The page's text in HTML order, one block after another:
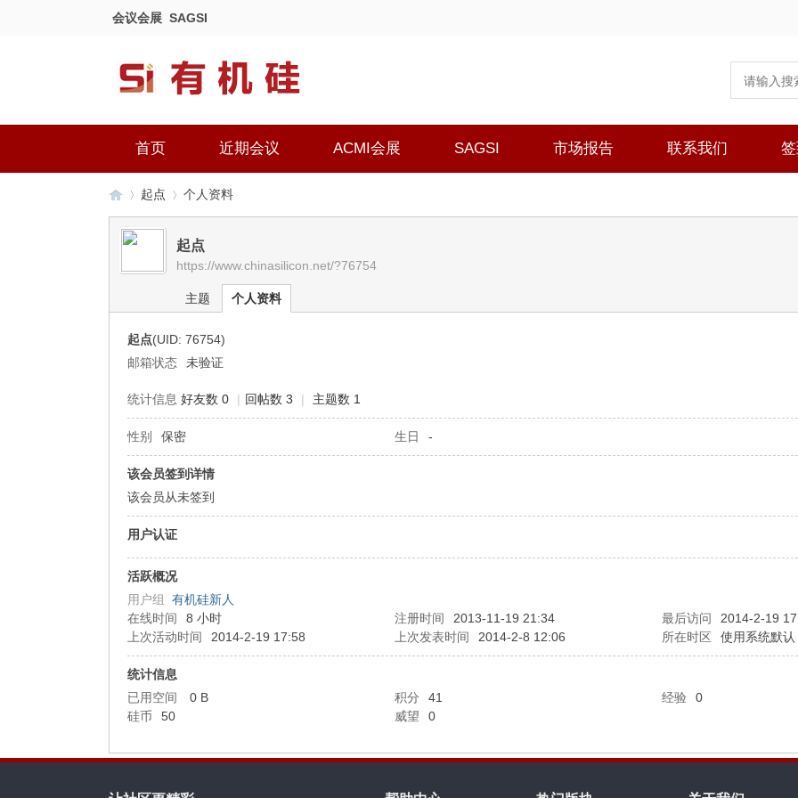
会议会展 SAGSI
首页 近期会议 ACMI会展 SAGSI 市场报告 联系我们
有›
起点
›
个人资料
起点
https://www.chinasilicon.net/?76754
主题 个人资料
起点(UID: 76754)
邮箱状态
未验证
统计信息 好友数 0 | 回帖数 3 | 主题数 1
性别 保密 生日 -
该会员签到详情
该会员从未签到
用户认证
活跃概况
用户组 有机硅新人
在线时间
8 小时 注册时间 2013-11-19 21:34 最后访问
2014-2-19
上次活动时间
2014-2-19 17:58 上次发表时间 2014-2-8 12:06 所在时区 使用系统默认
统计信息
已用空间
0 B 积分 41 经验
0
硅币
50 威望 0